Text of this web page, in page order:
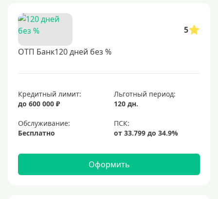
5
ОТП Банк120 дней без %
Кредитный лимит:
до 600 000 ₽
Льготный период:
120 дн.
Обслуживание:
Бесплатно
Оформить